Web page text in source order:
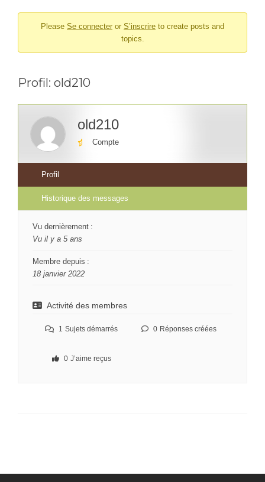
ici :
Please Se connecter or S’inscrire to create posts and
topics.
Profil: old210
old210
Compte
Profil
Historique des messages
Vu dernièrement :
Vu il y a 5 ans
Membre depuis :
18 janvier 2022
Activité des membres
1 Sujets démarrés 0 Réponses créées
0 J’aime reçus